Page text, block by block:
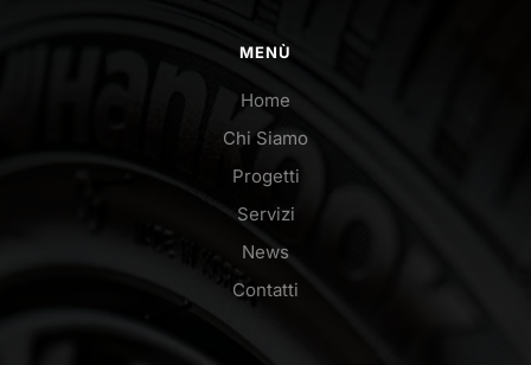
MENÙ
Home
Chi Siamo
Progetti
Servizi
News
Contatti